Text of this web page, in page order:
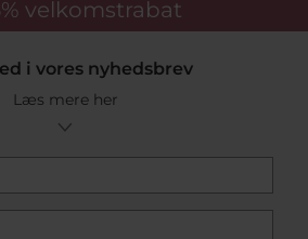
velkomstrabat
i vores nyhedsbrev
Læs mere her